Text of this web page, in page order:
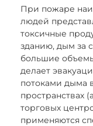
При пожаре
людей
токсичные
зданию, дым за
большие
делает
потоками дыма
пространствах
торговых
применяются